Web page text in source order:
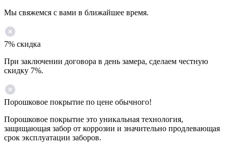
Мы свяжемся с вами в ближайшее время.
7% скидка
При заключении договора в день замера, сделаем честную
скидку 7%.
Порошковое покрытие по цене обычного!
Порошковое покрытие это уникальная технология,
защищающая забор от коррозии и значительно продлевающая
срок эксплуатации заборов.